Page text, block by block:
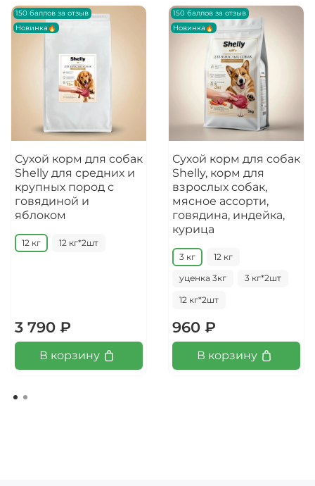
150 баллов за отзыв
Новинка🔥
Сухой корм для собак
Shelly для средних и
крупных пород с
говядиной и
яблоком
12 кг 12 кг*2шт
3 790 ₽
В корзину
150 баллов за отзыв
Новинка🔥
Сухой корм для собак
Shelly, корм для
взрослых собак,
мясное ассорти,
говядина, индейка,
курица
3 кг 12 кг
уценка 3кг 3 кг*2шт
12 кг*2шт
960 ₽
В корзину